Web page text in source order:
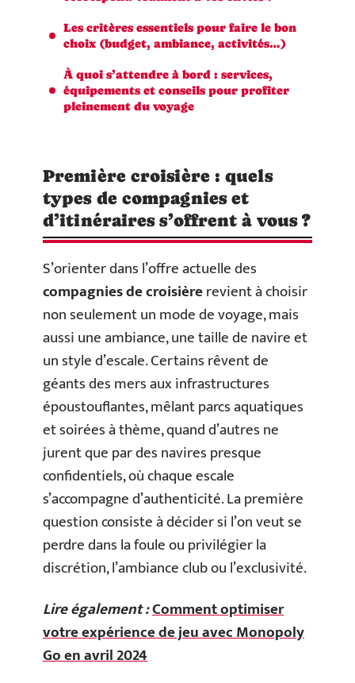
Les critères essentiels pour faire le bon
choix (budget, ambiance, activités…)
À quoi s’attendre à bord : services,
équipements et conseils pour profiter
pleinement du voyage
Première croisière : quels
types de compagnies et
d’itinéraires s’offrent à vous ?
S’orienter dans l’offre actuelle des
compagnies de croisièrerevient à choisir
non seulement un mode de voyage, mais
aussi une ambiance, une taille de navire et
un style d’escale. Certains rêvent de
géants des mers aux infrastructures
époustouflantes, mêlant parcs aquatiques
et soirées à thème, quand d’autres ne
jurent que par des navires presque
confidentiels, où chaque escale
s’accompagne d’authenticité. La première
question consiste à décider si l’on veut se
perdre dans la foule ou privilégier la
discrétion, l’ambiance club ou l’exclusivité.
Lire également :Comment optimiser
votre expérience de jeu avec Monopoly
Go en avril 2024